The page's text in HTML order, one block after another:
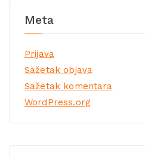
Meta
Prijava
Sažetak objava
Sažetak komentara
WordPress.org